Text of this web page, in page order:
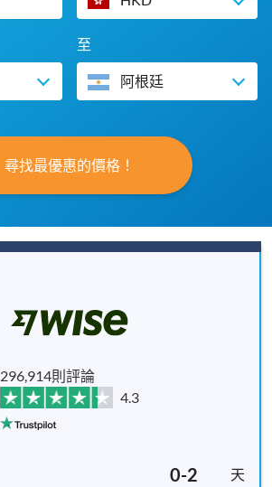
至
阿根廷
尋找最優惠的價格！
296,914則評論
4.3
0-2 天